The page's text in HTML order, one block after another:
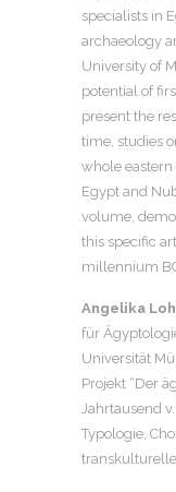
specialists in
archaeology
University of
potential of
present the
time, studies
whole
Egypt and
volume,
this specific
millennium
Angelika
für
Universität
Projekt “Der
Jahrtausend
Typologie,